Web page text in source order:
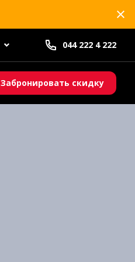
044 222 4 222
Забронировать скидку